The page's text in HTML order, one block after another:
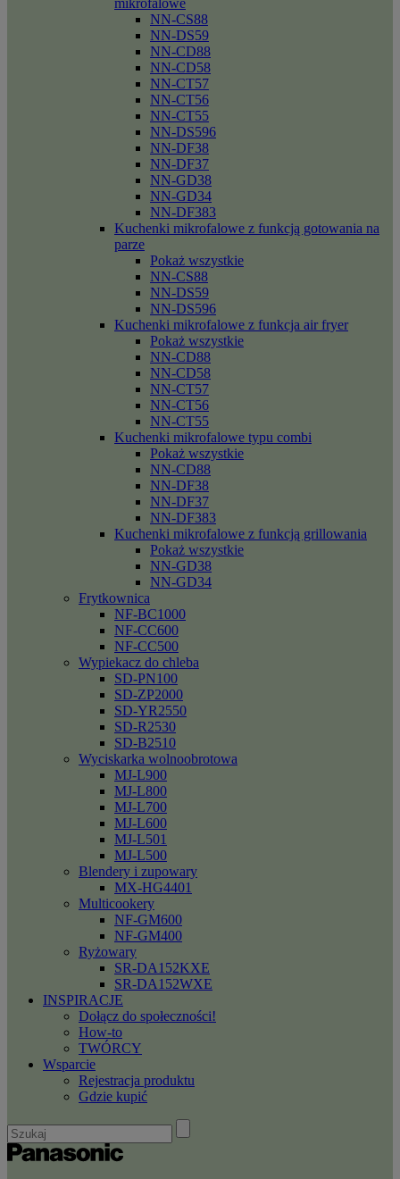
mikrofalowe
NN-CS88
NN-DS59
NN-CD88
NN-CD58
NN-CT57
NN-CT56
NN-CT55
NN-DS596
NN-DF38
NN-DF37
NN-GD38
NN-GD34
NN-DF383
Kuchenki mikrofalowe z funkcją gotowania na
parze
Pokaż wszystkie
NN-CS88
NN-DS59
NN-DS596
Kuchenki mikrofalowe z funkcja air fryer
Pokaż wszystkie
NN-CD88
NN-CD58
NN-CT57
NN-CT56
NN-CT55
Kuchenki mikrofalowe typu combi
Pokaż wszystkie
NN-CD88
NN-DF38
NN-DF37
NN-DF383
Kuchenki mikrofalowe z funkcją grillowania
Pokaż wszystkie
NN-GD38
NN-GD34
Frytkownica
NF-BC1000
NF-CC600
NF-CC500
Wypiekacz do chleba
SD-PN100
SD-ZP2000
SD-YR2550
SD-R2530
SD-B2510
Wyciskarka wolnoobrotowa
MJ-L900
MJ-L800
MJ-L700
MJ-L600
MJ-L501
MJ-L500
Blendery i zupowary
MX-HG4401
Multicookery
NF-GM600
NF-GM400
Ryżowary
SR-DA152KXE
SR-DA152WXE
INSPIRACJE
Dołącz do społeczności!
How-to
TWÓRCY
Wsparcie
Rejestracja produktu
Gdzie kupić